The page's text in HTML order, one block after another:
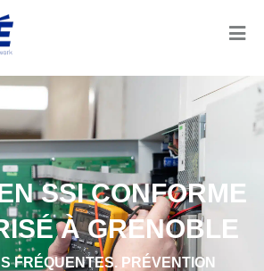
SSI CONFORME
À GRENOBLE
FRÉQUENTES. PRÉVENTION